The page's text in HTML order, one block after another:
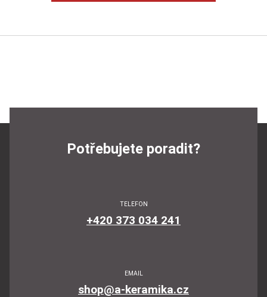
Potřebujete poradit?
TELEFON
+420 373 034 241
EMAIL
shop@a-keramika.cz